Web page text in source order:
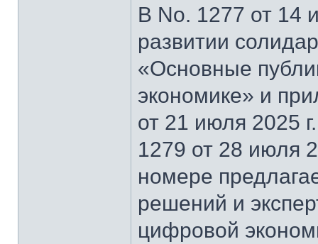
В No. 1277 от 14
развитии
«Основные
экономике» и
от 21 июля 2025
1279 от 28 июля
номере
решений и
цифровой